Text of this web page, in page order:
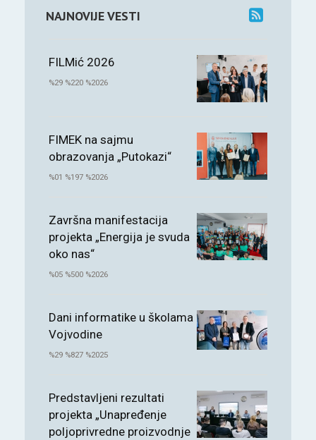
NAJNOVIJE VESTI
FILMić 2026
%29 %220 %2026
FIMEK na sajmu
obrazovanja „Putokazi“
%01 %197 %2026
Završna manifestacija
projekta „Energija je svuda
oko nas“
%05 %500 %2026
Dani informatike u školama
Vojvodine
%29 %827 %2025
Predstavljeni rezultati
projekta „Unapređenje
poljoprivredne proizvodnje